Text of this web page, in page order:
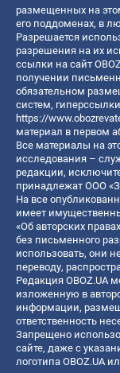
размещенных на
его поддоменах, в
Разрешается
разрешения на их
ссылки на сайт
получении
обязательном
систем,
https://
материал в первом
Все материалы на
исследования –
редакции,
принадлежат ООО
На все
имеет
«Об авторских
без письменного
использовать, они
переводу,
Редакция OBOZ.UA
изложенную в
информации,
ответственность
Запрещено
сайте, даже с
логотипа OBOZ.UA